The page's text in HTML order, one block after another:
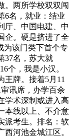
。两所学校双双闯
6名，就业：结业
厅、中国电建、中
企。硬是挤进了全
为该门类下首个专
37名，苏大就
个，我是小汉。
王牌。接着5月11
讯席，办学百余
学术深制或进入高
本线以上、不介意
派考生。排名：软
河池金城江区。